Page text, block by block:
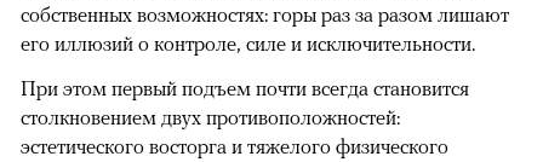
собственных возможностях: горы раз за разом лишают
его иллюзий о контроле, силе и исключительности.
При этом первый подъем почти всегда становится
столкновением двух противоположностей:
эстетического восторга и тяжелого физического